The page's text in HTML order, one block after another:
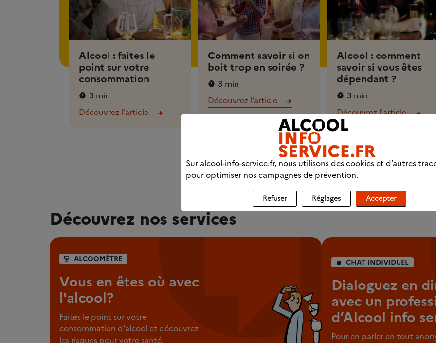
Alcool : faites le
point sur votre
consommation
3 min
Découvrez l'article
Comment savoir si on
boit trop en soirée ?
3 min
Découvrez l'article
Alcool : comment
savoir si vous êtes
dépendant ?
3 min
Découvrez l'article
Découvrez nos services
ALCOOMÈTRE
Vous en êtes où avec
l'alcool?
Faites le point sur votre
consommation d'alcool et découvrez
les risques pour votre santé.
CHAT INDIVIDUEL
Dialoguez en
avec un
d’Alcool info
Pour en parler en tout
Sur alcool-info-service.fr, nous utilisons des cookies et d’autres
pour optimiser nos campagnes de prévention.
Refuser Réglages Accepter